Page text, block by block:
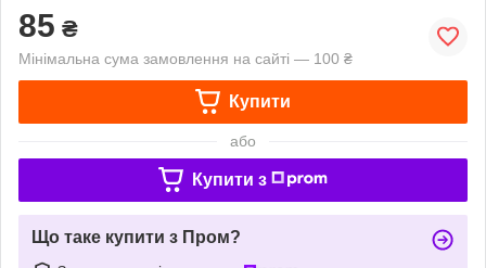
85 ₴
Мінімальна сума замовлення на сайті — 100 ₴
Купити
або
Купити з
Що таке купити з Пром?